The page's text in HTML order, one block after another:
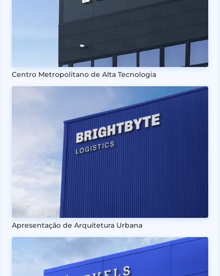
Centro Metropolitano de Alta Tecnologia
Apresentação de Arquitetura Urbana